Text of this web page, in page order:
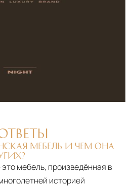
МЕБЕЛЬ И ЧЕМ ОНА
мебель, произведённая в
историей